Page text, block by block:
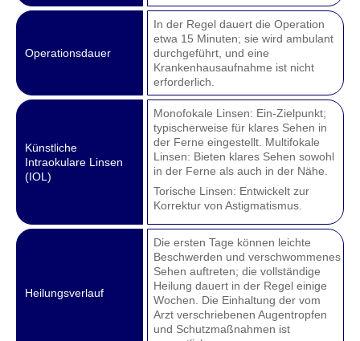
Operationsdauer
In der Regel dauert die Operation
etwa 15 Minuten; sie wird ambulant
durchgeführt, und eine
Krankenhausaufnahme ist nicht
erforderlich.
Künstliche
Intraokulare Linsen
(IOL)
Monofokale Linsen: Ein-Zielpunkt;
typischerweise für klares Sehen in
der Ferne eingestellt. Multifokale
Linsen: Bieten klares Sehen sowohl
in der Ferne als auch in der Nähe.
Torische Linsen: Entwickelt zur
Korrektur von Astigmatismus.
Heilungsverlauf
Die ersten Tage können leichte
Beschwerden und verschwommenes
Sehen auftreten; die vollständige
Heilung dauert in der Regel einige
Wochen. Die Einhaltung der vom
Arzt verschriebenen Augentropfen
und Schutzmaßnahmen ist